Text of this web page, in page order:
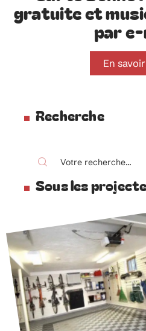
gratuite et
par
En
Recherche
Sous les